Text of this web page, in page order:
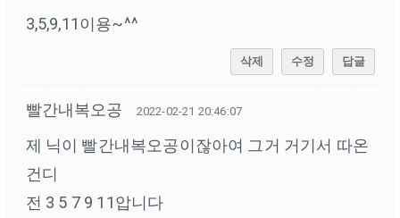
3,5,9,11이용~^^
삭제 수정 답글
빨간내복오공 2022-02-21 20:46:07
제 닉이 빨간내복오공이잖아여 그거 거기서 따온
건디
전 3 5 7 9 11압니다